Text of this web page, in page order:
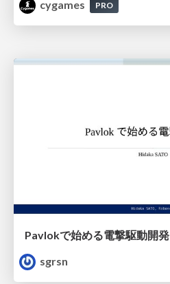
cygames
PRO
Pavlokで始める電撃駆動開発
sgrsn